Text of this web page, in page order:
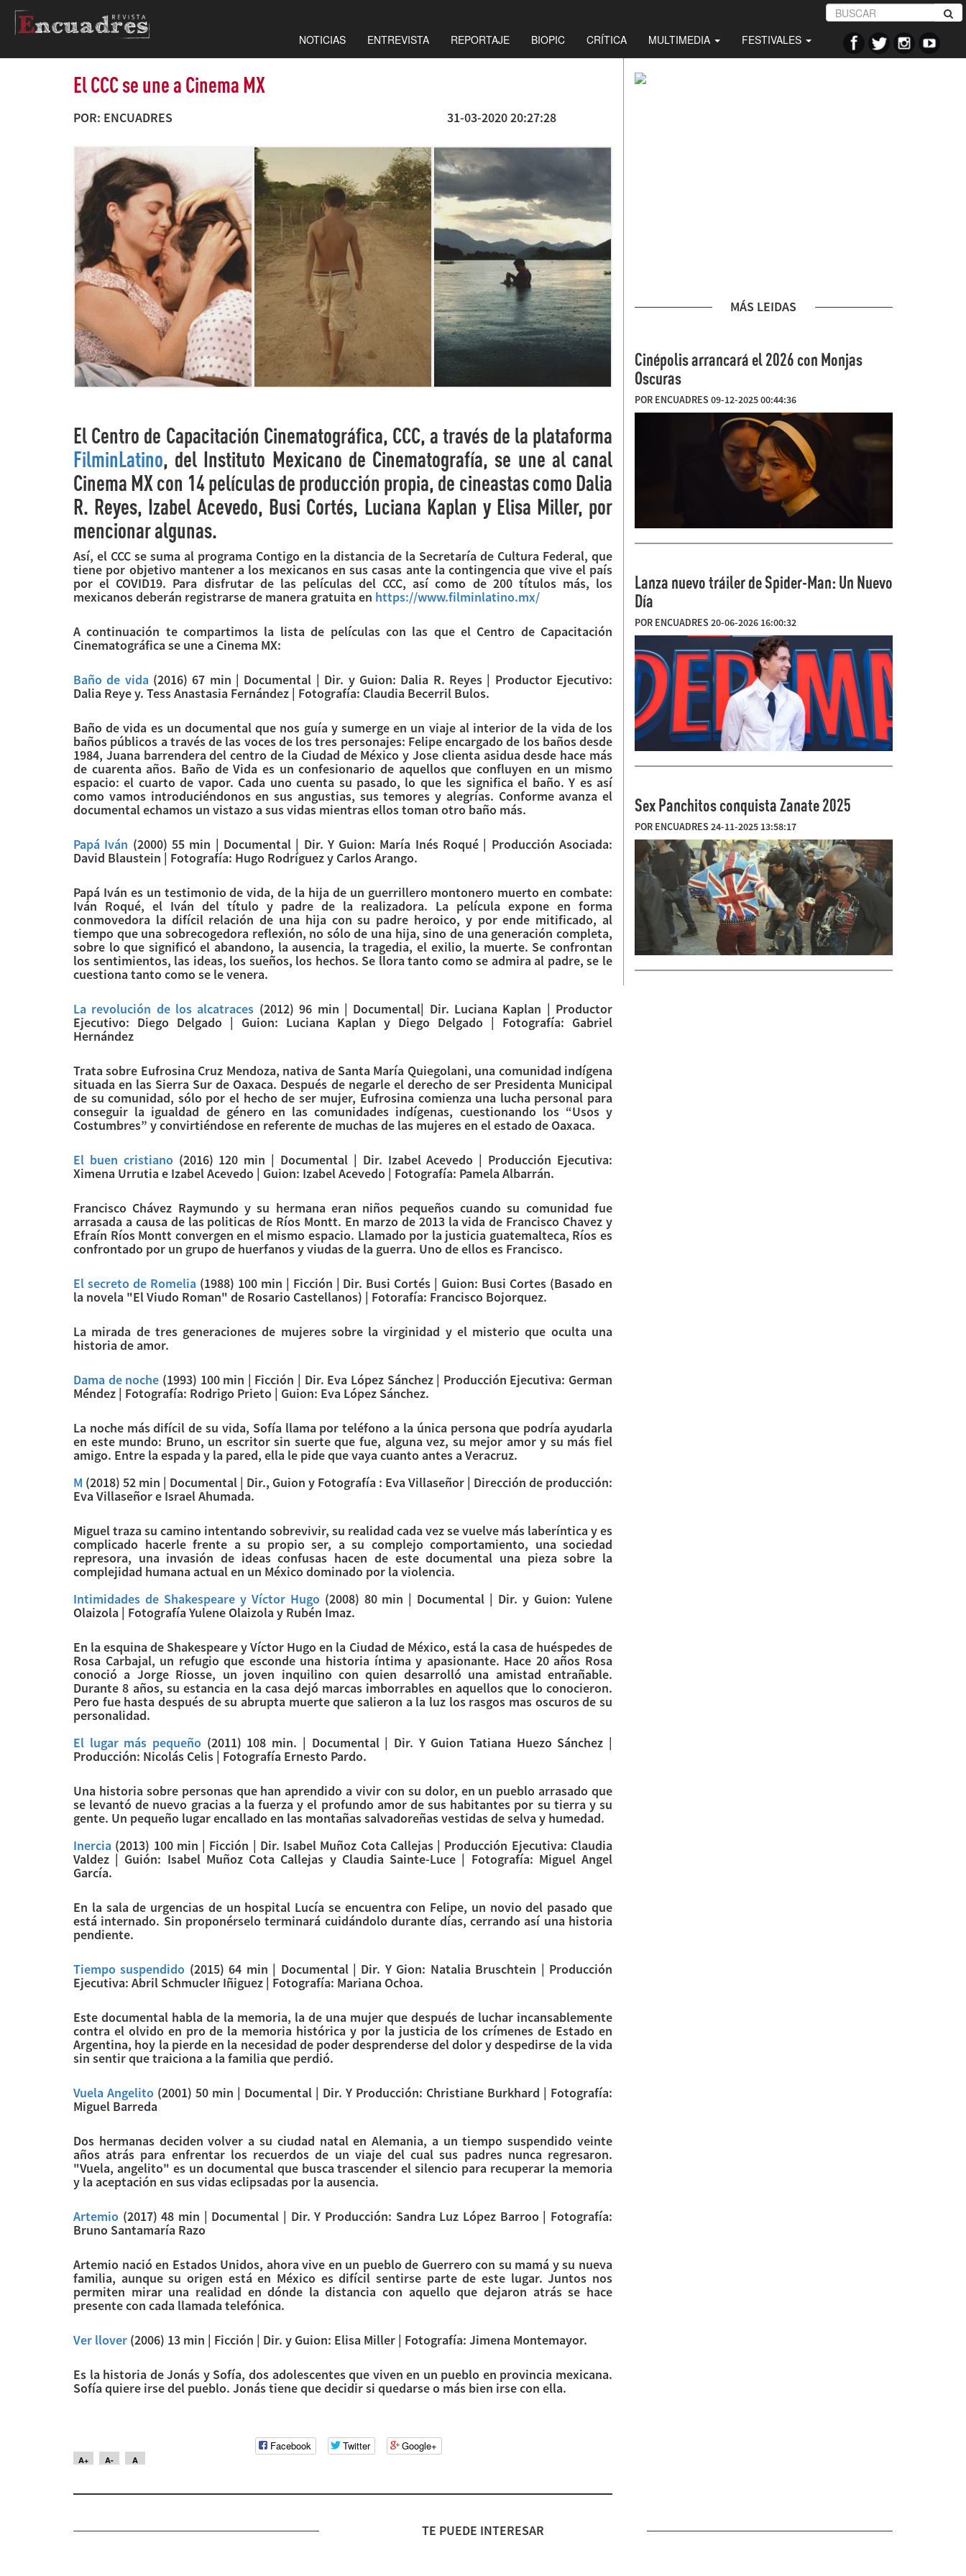
NOTICIAS ENTREVISTA REPORTAJE BIOPIC CRÍTICA MULTIMEDIA FESTIVALES
El CCC se une a Cinema MX
POR: ENCUADRES 31-03-2020 20:27:28
El Centro de Capacitación Cinematográfica, CCC, a través de la plataforma
FilminLatino, del Instituto Mexicano de Cinematografía, se une al canal
Cinema MX con 14 películas de producción propia, de cineastas como Dalia
R. Reyes, Izabel Acevedo, Busi Cortés, Luciana Kaplan y Elisa Miller, por
mencionar algunas.
Así, el CCC se suma al programa Contigo en la distancia de la Secretaría de Cultura Federal, que
tiene por objetivo mantener a los mexicanos en sus casas ante la contingencia que vive el país
por el COVID19. Para disfrutar de las películas del CCC, así como de 200 títulos más, los
mexicanos deberán registrarse de manera gratuita en https://www.filminlatino.mx/
A continuación te compartimos la lista de películas con las que el Centro de Capacitación
Cinematográfica se une a Cinema MX:
Baño de vida (2016) 67 min | Documental | Dir. y Guion: Dalia R. Reyes | Productor Ejecutivo:
Dalia Reye y. Tess Anastasia Fernández | Fotografía: Claudia Becerril Bulos.
Baño de vida es un documental que nos guía y sumerge en un viaje al interior de la vida de los
baños públicos a través de las voces de los tres personajes: Felipe encargado de los baños desde
1984, Juana barrendera del centro de la Ciudad de México y Jose clienta asidua desde hace más
de cuarenta años. Baño de Vida es un confesionario de aquellos que confluyen en un mismo
espacio: el cuarto de vapor. Cada uno cuenta su pasado, lo que les significa el baño. Y es así
como vamos introduciéndonos en sus angustias, sus temores y alegrías. Conforme avanza el
documental echamos un vistazo a sus vidas mientras ellos toman otro baño más.
Papá Iván (2000) 55 min | Documental | Dir. Y Guion: María Inés Roqué | Producción Asociada:
David Blaustein | Fotografía: Hugo Rodríguez y Carlos Arango.
Papá Iván es un testimonio de vida, de la hija de un guerrillero montonero muerto en combate:
Iván Roqué, el Iván del título y padre de la realizadora. La película expone en forma
conmovedora la difícil relación de una hija con su padre heroico, y por ende mitificado, al
tiempo que una sobrecogedora reflexión, no sólo de una hija, sino de una generación completa,
sobre lo que significó el abandono, la ausencia, la tragedia, el exilio, la muerte. Se confrontan
los sentimientos, las ideas, los sueños, los hechos. Se llora tanto como se admira al padre, se le
cuestiona tanto como se le venera.
La revolución de los alcatraces (2012) 96 min | Documental| Dir. Luciana Kaplan | Productor
Ejecutivo: Diego Delgado | Guion: Luciana Kaplan y Diego Delgado | Fotografía: Gabriel
Hernández
Trata sobre Eufrosina Cruz Mendoza, nativa de Santa María Quiegolani, una comunidad indígena
situada en las Sierra Sur de Oaxaca. Después de negarle el derecho de ser Presidenta Municipal
de su comunidad, sólo por el hecho de ser mujer, Eufrosina comienza una lucha personal para
conseguir la igualdad de género en las comunidades indígenas, cuestionando los “Usos y
Costumbres” y convirtiéndose en referente de muchas de las mujeres en el estado de Oaxaca.
El buen cristiano (2016) 120 min | Documental | Dir. Izabel Acevedo | Producción Ejecutiva:
Ximena Urrutia e Izabel Acevedo | Guion: Izabel Acevedo | Fotografía: Pamela Albarrán.
Francisco Chávez Raymundo y su hermana eran niños pequeños cuando su comunidad fue
arrasada a causa de las politicas de Ríos Montt. En marzo de 2013 la vida de Francisco Chavez y
Efraín Ríos Montt convergen en el mismo espacio. Llamado por la justicia guatemalteca, Ríos es
confrontado por un grupo de huerfanos y viudas de la guerra. Uno de ellos es Francisco.
El secreto de Romelia (1988) 100 min | Ficción | Dir. Busi Cortés | Guion: Busi Cortes (Basado en
la novela "El Viudo Roman" de Rosario Castellanos) | Fotorafía: Francisco Bojorquez.
La mirada de tres generaciones de mujeres sobre la virginidad y el misterio que oculta una
historia de amor.
Dama de noche (1993) 100 min | Ficción | Dir. Eva López Sánchez | Producción Ejecutiva: German
Méndez | Fotografía: Rodrigo Prieto | Guion: Eva López Sánchez.
La noche más difícil de su vida, Sofía llama por teléfono a la única persona que podría ayudarla
en este mundo: Bruno, un escritor sin suerte que fue, alguna vez, su mejor amor y su más fiel
amigo. Entre la espada y la pared, ella le pide que vaya cuanto antes a Veracruz.
M (2018) 52 min | Documental | Dir., Guion y Fotografía : Eva Villaseñor | Dirección de producción:
Eva Villaseñor e Israel Ahumada.
Miguel traza su camino intentando sobrevivir, su realidad cada vez se vuelve más laberíntica y es
complicado hacerle frente a su propio ser, a su complejo comportamiento, una sociedad
represora, una invasión de ideas confusas hacen de este documental una pieza sobre la
complejidad humana actual en un México dominado por la violencia.
Intimidades de Shakespeare y Víctor Hugo (2008) 80 min | Documental | Dir. y Guion: Yulene
Olaizola | Fotografía Yulene Olaizola y Rubén Imaz.
En la esquina de Shakespeare y Víctor Hugo en la Ciudad de México, está la casa de huéspedes de
Rosa Carbajal, un refugio que esconde una historia íntima y apasionante. Hace 20 años Rosa
conoció a Jorge Riosse, un joven inquilino con quien desarrolló una amistad entrañable.
Durante 8 años, su estancia en la casa dejó marcas imborrables en aquellos que lo conocieron.
Pero fue hasta después de su abrupta muerte que salieron a la luz los rasgos mas oscuros de su
personalidad.
El lugar más pequeño (2011) 108 min. | Documental | Dir. Y Guion Tatiana Huezo Sánchez |
Producción: Nicolás Celis | Fotografía Ernesto Pardo.
Una historia sobre personas que han aprendido a vivir con su dolor, en un pueblo arrasado que
se levantó de nuevo gracias a la fuerza y el profundo amor de sus habitantes por su tierra y su
gente. Un pequeño lugar encallado en las montañas salvadoreñas vestidas de selva y humedad.
Inercia (2013) 100 min | Ficción | Dir. Isabel Muñoz Cota Callejas | Producción Ejecutiva: Claudia
Valdez | Guión: Isabel Muñoz Cota Callejas y Claudia Sainte-Luce | Fotografía: Miguel Angel
García.
En la sala de urgencias de un hospital Lucía se encuentra con Felipe, un novio del pasado que
está internado. Sin proponérselo terminará cuidándolo durante días, cerrando así una historia
pendiente.
Tiempo suspendido (2015) 64 min | Documental | Dir. Y Gion: Natalia Bruschtein | Producción
Ejecutiva: Abril Schmucler Iñiguez | Fotografía: Mariana Ochoa.
Este documental habla de la memoria, la de una mujer que después de luchar incansablemente
contra el olvido en pro de la memoria histórica y por la justicia de los crímenes de Estado en
Argentina, hoy la pierde en la necesidad de poder desprenderse del dolor y despedirse de la vida
sin sentir que traiciona a la familia que perdió.
Vuela Angelito (2001) 50 min | Documental | Dir. Y Producción: Christiane Burkhard | Fotografía:
Miguel Barreda
Dos hermanas deciden volver a su ciudad natal en Alemania, a un tiempo suspendido veinte
años atrás para enfrentar los recuerdos de un viaje del cual sus padres nunca regresaron.
"Vuela, angelito" es un documental que busca trascender el silencio para recuperar la memoria
y la aceptación en sus vidas eclipsadas por la ausencia.
Artemio (2017) 48 min | Documental | Dir. Y Producción: Sandra Luz López Barroo | Fotografía:
Bruno Santamaría Razo
Artemio nació en Estados Unidos, ahora vive en un pueblo de Guerrero con su mamá y su nueva
familia, aunque su origen está en México es difícil sentirse parte de este lugar. Juntos nos
permiten mirar una realidad en dónde la distancia con aquello que dejaron atrás se hace
presente con cada llamada telefónica.
Ver llover (2006) 13 min | Ficción | Dir. y Guion: Elisa Miller | Fotografía: Jimena Montemayor.
Es la historia de Jonás y Sofía, dos adolescentes que viven en un pueblo en provincia mexicana.
Sofía quiere irse del pueblo. Jonás tiene que decidir si quedarse o más bien irse con ella.
A+ A- A
Facebook Twitter Google+
MÁS LEIDAS
Cinépolis arrancará el 2026 con Monjas
Oscuras
POR ENCUADRES 09-12-2025 00:44:36
Lanza nuevo tráiler de Spider-Man: Un Nuevo
Día
POR ENCUADRES 20-06-2026 16:00:32
Sex Panchitos conquista Zanate 2025
POR ENCUADRES 24-11-2025 13:58:17
TE PUEDE INTERESAR